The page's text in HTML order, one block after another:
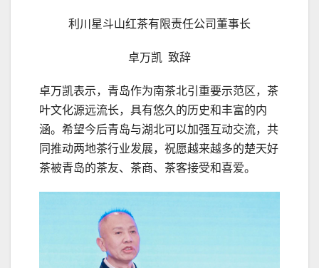
利川星斗山红茶有限责任公司董事长
卓万凯 致辞
卓万凯表示，青岛作为南茶北引重要示范区，茶
叶文化源远流长，具有悠久的历史和丰富的内
涵。希望今后青岛与湖北可以加强互动交流，共
同推动两地茶行业发展，祝愿越来越多的楚天好
茶被青岛的茶友、茶商、茶客接受和喜爱。